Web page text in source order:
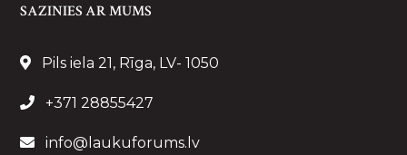
SAZINIES AR MUMS
Pils iela 21, Rīga, LV- 1050
+371 28855427
info@laukuforums.lv